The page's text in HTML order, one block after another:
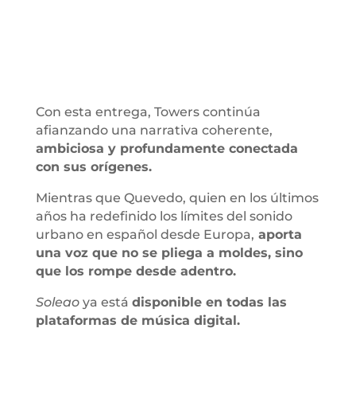
Con esta entrega, Towers continúa
afianzando una narrativa coherente,
ambiciosa y profundamente conectada
con sus orígenes.
Mientras que Quevedo, quien en los últimos
años ha redefinido los límites del sonido
urbano en español desde Europa, aporta
una voz que no se pliega a moldes, sino
que los rompe desde adentro.
Soleaoya está disponible en todas las
plataformas de música digital.